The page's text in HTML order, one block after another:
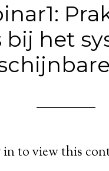
bij het
in to view this